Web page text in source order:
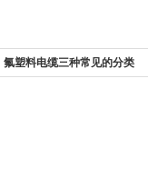
氟塑料电缆三种常见的分类